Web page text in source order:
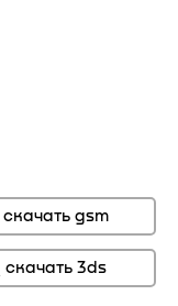
скачать gsm
скачать 3ds